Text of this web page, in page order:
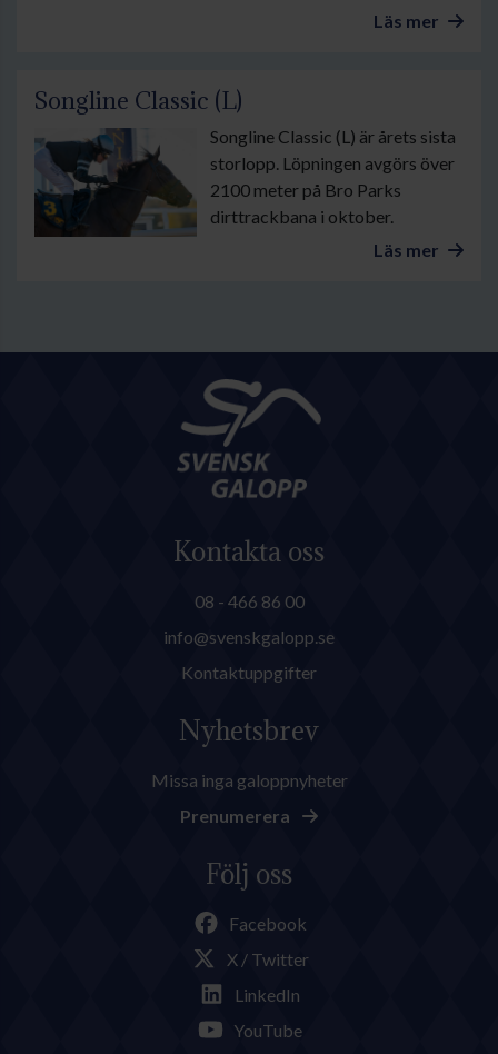
Läs mer
Songline Classic (L)
Songline Classic (L) är årets sista
storlopp. Löpningen avgörs över
2100 meter på Bro Parks
dirttrackbana i oktober.
Läs mer
Kontakta oss
08 - 466 86 00
info@svenskgalopp.se
Kontaktuppgifter
Nyhetsbrev
Missa inga galoppnyheter
Prenumerera
Följ oss
Facebook
X / Twitter
LinkedIn
YouTube